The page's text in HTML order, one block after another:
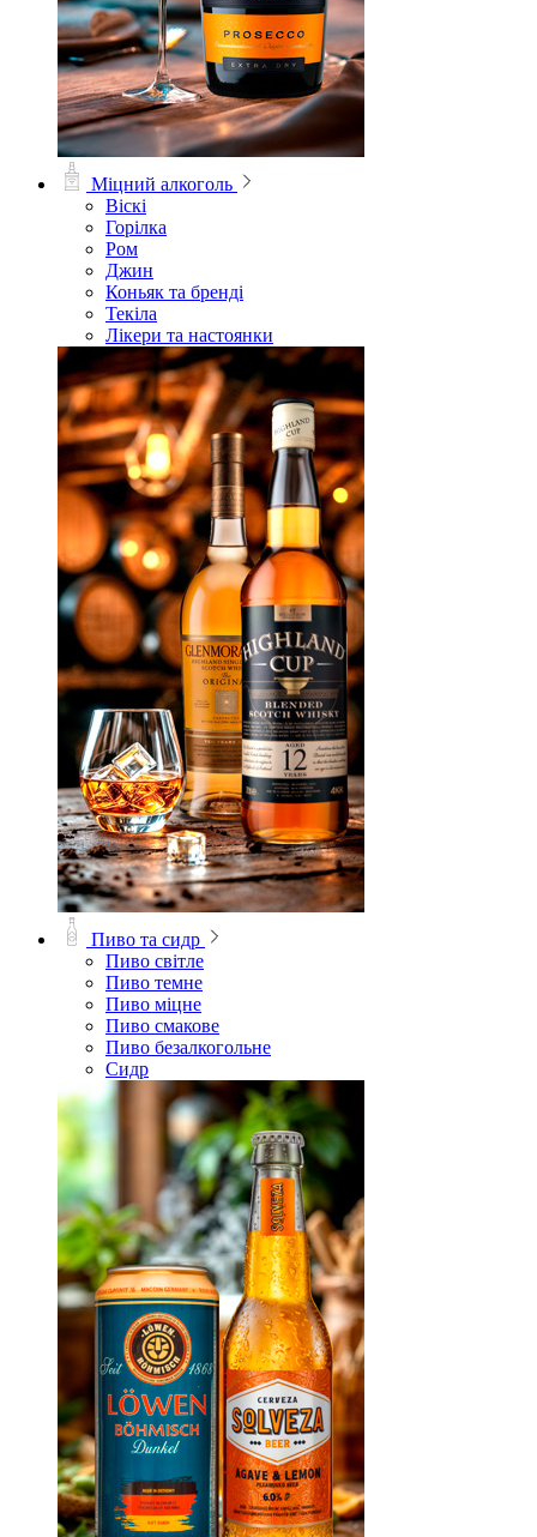
Міцний алкоголь
Віскі
Горілка
Ром
Джин
Коньяк та бренді
Текіла
Лікери та настоянки
Пиво та сидр
Пиво світле
Пиво темне
Пиво міцне
Пиво смакове
Пиво безалкогольне
Сидр